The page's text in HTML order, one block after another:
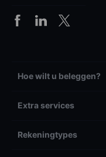
Hoe wilt u beleggen?
Extra services
Rekeningtypes